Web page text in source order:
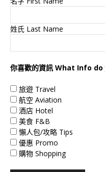
姓氏 Last Name
你喜歡的資訊 What Info
旅遊 Travel
航空 Aviation
酒店 Hotel
美食 F&B
懶人包/攻略 Tips
優惠 Promo
購物 Shopping